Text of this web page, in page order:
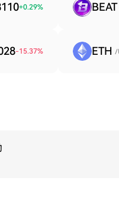
+0.29% BEAT
-15.37% ETH /